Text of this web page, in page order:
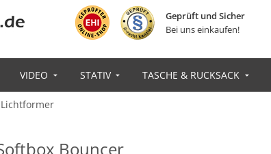
Geprüft und Sicher
Bei uns einkaufen!
VIDEO STATIV TASCHE & RUCKSACK
Lichtformer
Bouncer